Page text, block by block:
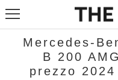
Mercedes-
B 200
prezzo